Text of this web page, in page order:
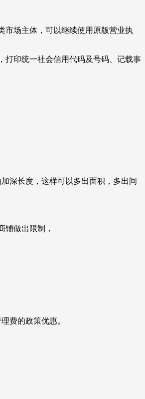
市场主体，可以继续使用原版营业执
打印统一社会信用代码及号码、记载事
深长度，这样可以多出面积，多出间
铺做出限制，
费的政策优惠。